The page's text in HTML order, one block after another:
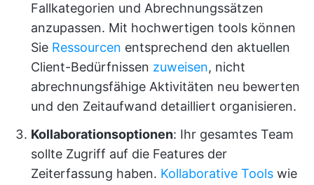
Fallkategorien und Abrechnungssätzen
anzupassen. Mit hochwertigen tools können
Sie Ressourcen entsprechend den aktuellen
Client-Bedürfnissen zuweisen, nicht
abrechnungsfähige Aktivitäten neu bewerten
und den Zeitaufwand detailliert organisieren.
Kollaborationsoptionen: Ihr gesamtes Team
sollte Zugriff auf die Features der
Zeiterfassung haben. Kollaborative Tools wie